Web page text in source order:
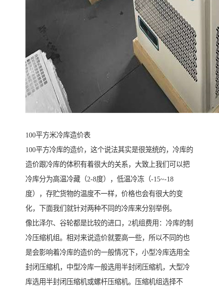
100平方米冷库造价表
100平方冷库的造价，这个说法其实是很笼统的，冷库的
造价跟冷库的体积有着很大的关系，大致上我们可以把
冷库分为高温冷藏（2-8度），低温冷冻（-15~-18
度），存贮货物的温度不一样，价格也会有很大的变
化，下面我们就针对两种不同的冷库来分别举例。
像比泽尔、谷轮都是比较的进口，2机组费用：冷库的制
冷压缩机组。相对来说造价就要高一些，所以不同的也
是会影响着冷库的造价的一般情况下，小型冷库选用全
封闭压缩机，中型冷库一般选用半封闭压缩机，大型冷
库选用半封闭压缩机或螺杆压缩机。压缩机组选择不